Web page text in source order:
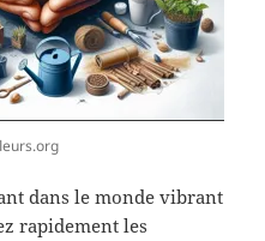
dans le monde vibrant
rapidement les